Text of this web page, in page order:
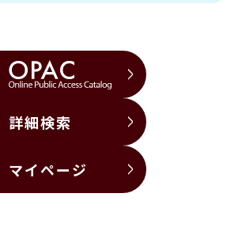
詳細検索
マイページ